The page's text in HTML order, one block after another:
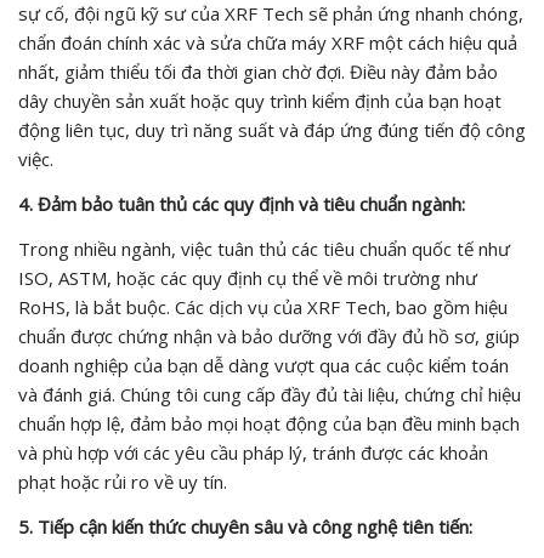
sự cố, đội ngũ kỹ sư của XRF Tech sẽ phản ứng nhanh chóng,
chẩn đoán chính xác và sửa chữa máy XRF một cách hiệu quả
nhất, giảm thiểu tối đa thời gian chờ đợi. Điều này đảm bảo
dây chuyền sản xuất hoặc quy trình kiểm định của bạn hoạt
động liên tục, duy trì năng suất và đáp ứng đúng tiến độ công
việc.
4. Đảm bảo tuân thủ các quy định và tiêu chuẩn ngành:
Trong nhiều ngành, việc tuân thủ các tiêu chuẩn quốc tế như
ISO, ASTM, hoặc các quy định cụ thể về môi trường như
RoHS, là bắt buộc. Các dịch vụ của XRF Tech, bao gồm hiệu
chuẩn được chứng nhận và bảo dưỡng với đầy đủ hồ sơ, giúp
doanh nghiệp của bạn dễ dàng vượt qua các cuộc kiểm toán
và đánh giá. Chúng tôi cung cấp đầy đủ tài liệu, chứng chỉ hiệu
chuẩn hợp lệ, đảm bảo mọi hoạt động của bạn đều minh bạch
và phù hợp với các yêu cầu pháp lý, tránh được các khoản
phạt hoặc rủi ro về uy tín.
5. Tiếp cận kiến thức chuyên sâu và công nghệ tiên tiến: